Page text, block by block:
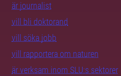
är journalist
vill bli doktorand
vill söka jobb
vill rapportera om naturen
är verksam inom SLU:s sektorer